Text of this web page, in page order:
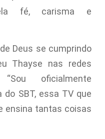
fé, carisma e
Deus se cumprindo
Thayse nas redes
oficialmente
SBT, essa TV que
ensina tantas coisas